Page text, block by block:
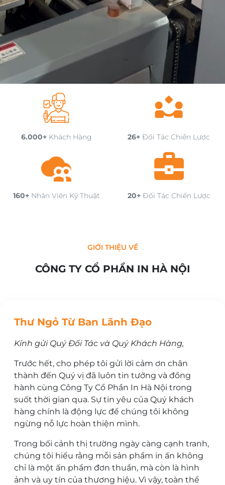
6.000+ Khách Hàng 26+ Đối Tác Chiến Lược
160+ Nhân Viên Kỹ Thuật 20+ Đối Tác Chiến Lược
GIỚI THIỆU VỀ
CÔNG TY CỔ PHẦN IN HÀ NỘI
Thư Ngỏ Từ Ban Lãnh Đạo
Kính gửi Quý Đối Tác và Quý Khách Hàng,
Trước hết, cho phép tôi gửi lời cảm ơn chân
thành đến Quý vị đã luôn tin tưởng và đồng
hành cùng Công Ty Cổ Phần In Hà Nội trong
suốt thời gian qua. Sự tin yêu của Quý khách
hàng chính là động lực để chúng tôi không
ngừng nỗ lực hoàn thiện mình.
Trong bối cảnh thị trường ngày càng cạnh tranh,
chúng tôi hiểu rằng mỗi sản phẩm in ấn không
chỉ là một ấn phẩm đơn thuần, mà còn là hình
ảnh và uy tín của thương hiệu. Vì vậy, toàn thể